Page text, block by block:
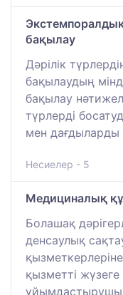
Экстемпоралдық
бақылау
Дәрілік
бақылаудың
бақылау
түрлерді
мен дағдыларды
Несиелер - 5
Медициналық
Болашақ
денсаулық
қызметті